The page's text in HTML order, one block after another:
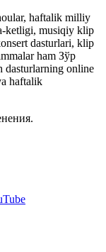
haftalik milliy
ketligi, musiqiy klip
dasturlari, klip
ham Зўр
dasturlarning online
haftalik